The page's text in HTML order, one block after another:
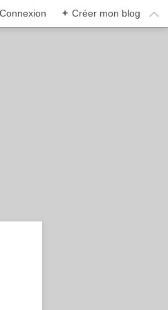
Connexion + Créer mon blog